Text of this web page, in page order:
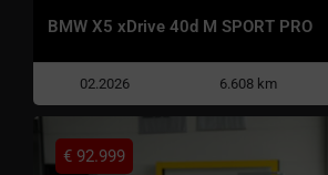
BMW X5 xDrive 40d M SPORT PRO
02.2026 6.608 km
€ 92.999